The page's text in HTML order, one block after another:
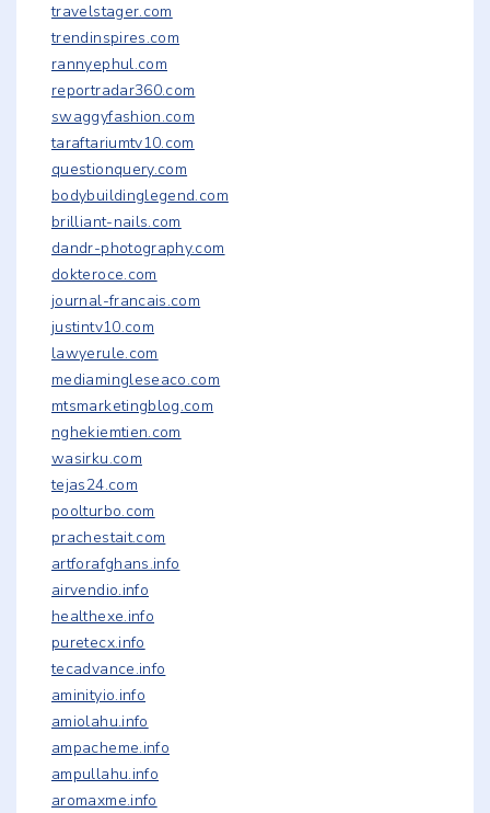
travelstager.com
trendinspires.com
rannyephul.com
reportradar360.com
swaggyfashion.com
taraftariumtv10.com
questionquery.com
bodybuildinglegend.com
brilliant-nails.com
dandr-photography.com
dokteroce.com
journal-francais.com
justintv10.com
lawyerule.com
mediamingleseaco.com
mtsmarketingblog.com
nghekiemtien.com
wasirku.com
tejas24.com
poolturbo.com
prachestait.com
artforafghans.info
airvendio.info
healthexe.info
puretecx.info
tecadvance.info
aminityio.info
amiolahu.info
ampacheme.info
ampullahu.info
aromaxme.info